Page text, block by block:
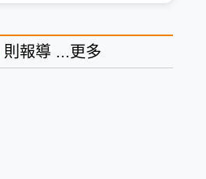
則報導 ... 更多